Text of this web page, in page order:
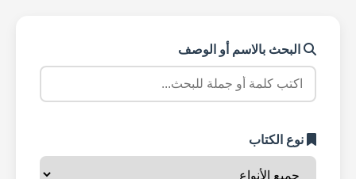
البحث بالاسم أو الوصف
نوع الكتاب